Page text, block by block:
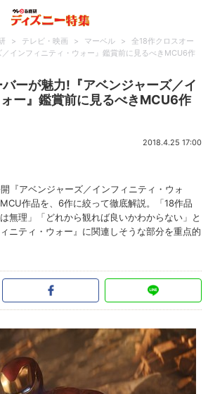
> テレビ・映画 > マーベル >
全18作クロスオー
インフィニティ・ウォー』鑑賞前に見るべきMCU6作
ーが魅力!『アベンジャーズ／イ
ー』鑑賞前に見るべきMCU6作
2018.4.25 17:00
『アベンジャーズ／インフィニティ・ウォ
作品を、6作に絞って徹底解説。「18作品
無理」「どれから観れば良いかわからない」と
ニティ・ウォー』に関連しそうな部分を重点的